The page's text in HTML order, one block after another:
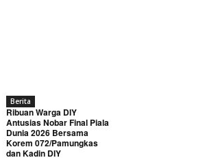
Berita
Ribuan Warga DIY
Antusias Nobar Final Piala
Dunia 2026 Bersama
Korem 072/Pamungkas
dan Kadin DIY